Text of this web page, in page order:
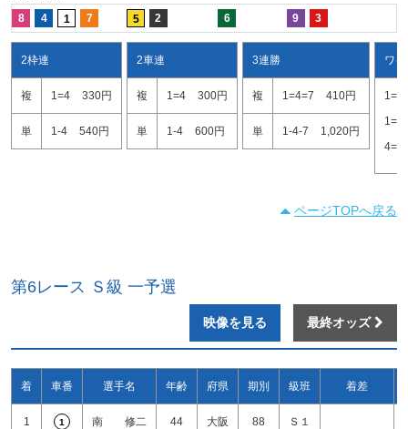
8 4 1 7 5 2 6 9 3
2枠連
複 1=4 330円
単 1-4 540円
2車連
複 1=4 300円
単 1-4 600円
3連勝
複 1=4=7 410円
単 1-4-7 1,020円
ワ
1=4
1=7
4=7
ページTOPへ戻る
第6レース Ｓ級 一予選
映像を見る 最終オッズ
着 車番 選手名 年齢 府県 期別 級班 着差
1 1 南 修二 44 大阪 88 Ｓ１